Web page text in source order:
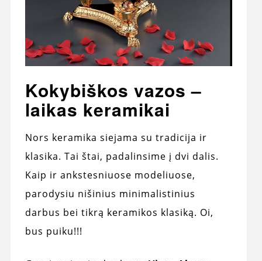
Kokybiškos vazos –
laikas keramikai
Nors keramika siejama su tradicija ir
klasika. Tai štai, padalinsime į dvi dalis.
Kaip ir ankstesniuose modeliuose,
parodysiu nišinius minimalistinius
darbus bei tikrą keramikos klasiką. Oi,
bus puiku!!!